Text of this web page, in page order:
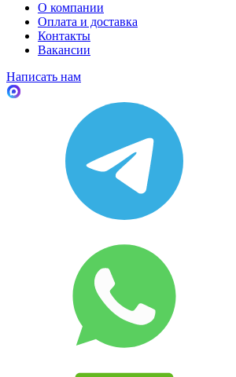
О компании
Оплата и доставка
Контакты
Вакансии
Написать нам